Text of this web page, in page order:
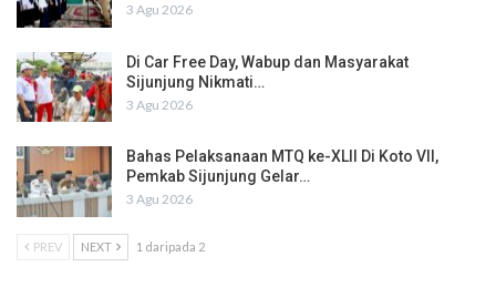
3 Agu 2026
Di Car Free Day, Wabup dan Masyarakat
Sijunjung Nikmati…
3 Agu 2026
Bahas Pelaksanaan MTQ ke-XLII Di Koto VII,
Pemkab Sijunjung Gelar…
3 Agu 2026
PREV NEXT 1 daripada 2